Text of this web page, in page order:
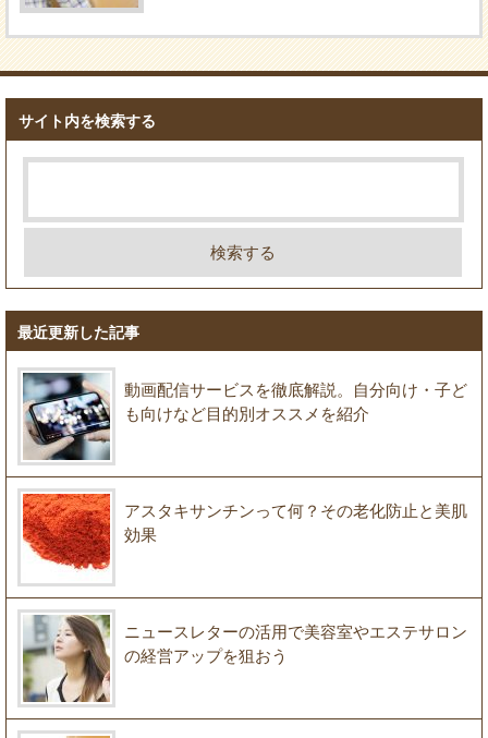
サイト内を検索する
最近更新した記事
動画配信サービスを徹底解説。自分向け・子ど
も向けなど目的別オススメを紹介
アスタキサンチンって何？その老化防止と美肌
効果
ニュースレターの活用で美容室やエステサロン
の経営アップを狙おう